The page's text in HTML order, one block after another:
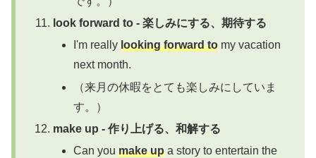
look forward to - 楽しみにする、期待する
I'm reallylooking forward to my vacation
next month.
（来月の休暇をとても楽しみにしていま
す。）
make up - 作り上げる、和解する
Can youmake up a story to entertain the